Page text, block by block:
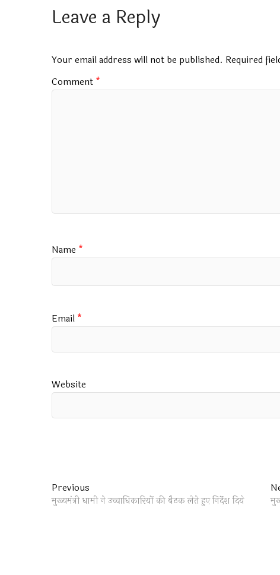
b
o
k
s
p
p
bl er
m
Leave a Reply
Your email address will not be published. Required
Comment *
Name *
Email *
Website
Post
navigation
Previous
post:
मुख्यमंत्री धामी ने उच्चाधिकारियों की बैठक लेते हुए निर्देश दिये